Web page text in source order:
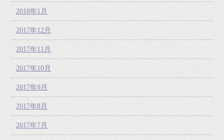
2018年1月
2017年12月
2017年11月
2017年10月
2017年9月
2017年8月
2017年7月